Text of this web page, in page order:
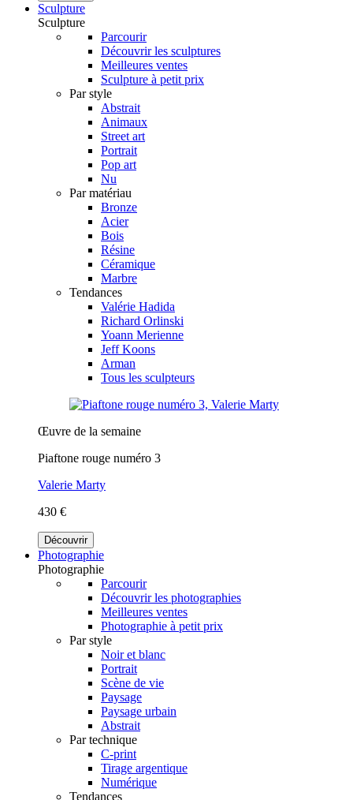
Sculpture
Sculpture
Parcourir
Découvrir les sculptures
Meilleures ventes
Sculpture à petit prix
Par style
Abstrait
Animaux
Street art
Portrait
Pop art
Nu
Par matériau
Bronze
Acier
Bois
Résine
Céramique
Marbre
Tendances
Valérie Hadida
Richard Orlinski
Yoann Merienne
Jeff Koons
Arman
Tous les sculpteurs
Œuvre de la semaine
Piaftone rouge numéro 3
Valerie Marty
430 €
Découvrir
Photographie
Photographie
Parcourir
Découvrir les photographies
Meilleures ventes
Photographie à petit prix
Par style
Noir et blanc
Portrait
Scène de vie
Paysage
Paysage urbain
Abstrait
Par technique
C-print
Tirage argentique
Numérique
Tendances